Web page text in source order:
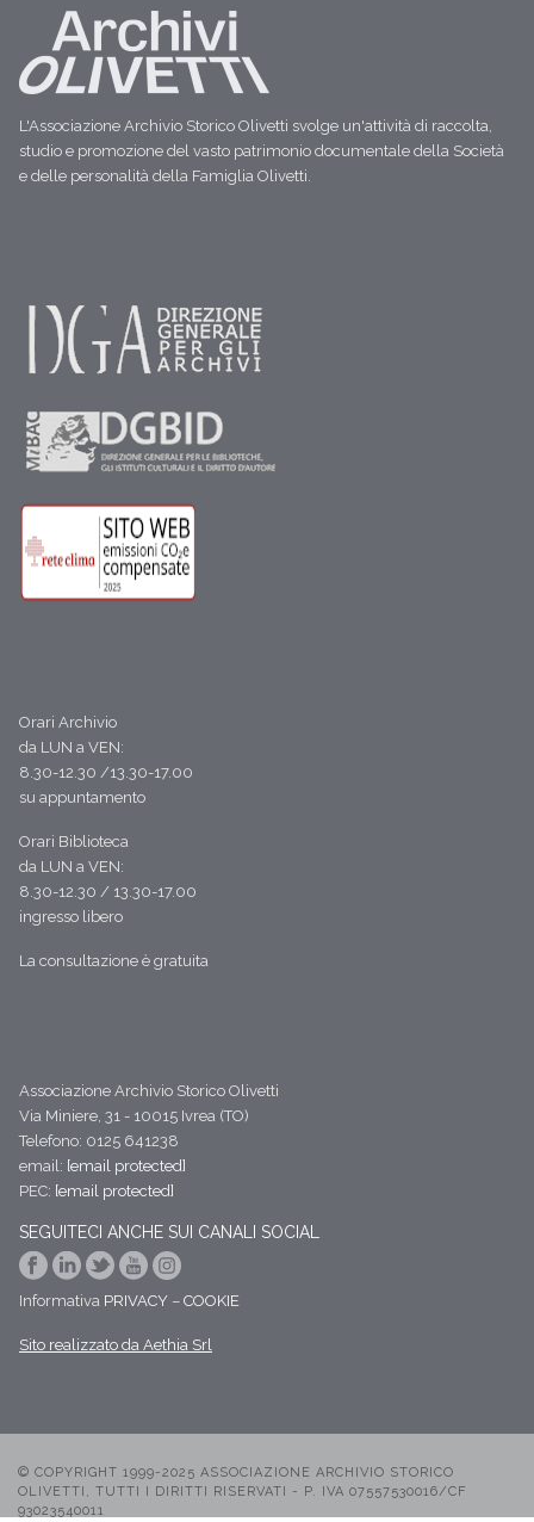
L'Associazione Archivio Storico Olivetti svolge un'attività di raccolta,
studio e promozione del vasto patrimonio documentale della Società
e delle personalità della Famiglia Olivetti.
Orari Archivio
da LUN a VEN:
8.30-12.30 /13.30-17.00
su appuntamento
Orari Biblioteca
da LUN a VEN:
8.30-12.30 / 13.30-17.00
ingresso libero
La consultazione è gratuita
Associazione Archivio Storico Olivetti
Via Miniere, 31 - 10015 Ivrea (TO)
Telefono: 0125 641238
email: [email protected]
PEC: [email protected]
SEGUITECI ANCHE SUI CANALI SOCIAL
Informativa PRIVACY – COOKIE
Sito realizzato da Aethia Srl
© COPYRIGHT 1999-2025 ASSOCIAZIONE ARCHIVIO STORICO
OLIVETTI, TUTTI I DIRITTI RISERVATI - P. IVA 07557530016/CF
93023540011